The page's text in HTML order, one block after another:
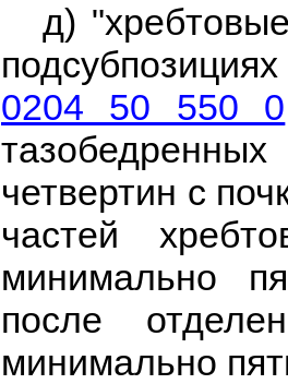
д)
0204 50 550 0
четвертин с
частей
минимально
после
минимально